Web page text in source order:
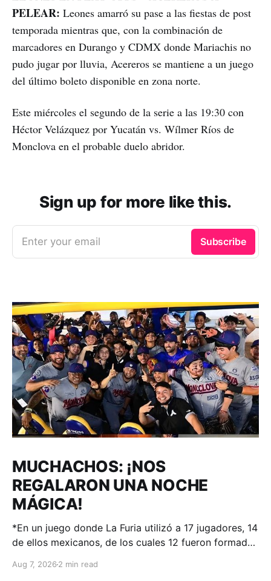
PELEAR: Leones amarró su pase a las fiestas de post
temporada mientras que, con la combinación de
marcadores en Durango y CDMX donde Mariachis no
pudo jugar por lluvia, Acereros se mantiene a un juego
del último boleto disponible en zona norte.
Este miércoles el segundo de la serie a las 19:30 con
Héctor Velázquez por Yucatán vs. Wílmer Ríos de
Monclova en el probable duelo abridor.
Sign up for more like this.
Enter your email Subscribe
MUCHACHOS: ¡NOS
REGALARON UNA NOCHE
MÁGICA!
*En un juego donde La Furia utilizó a 17 jugadores, 14
de ellos mexicanos, de los cuales 12 fueron formados
#AdnACEREROS ganó en Aguascalientes.
Aug 7, 2026 2 min read